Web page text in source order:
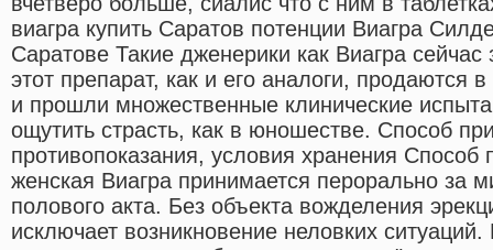
виагра купить Саратов потенции Виагра
Саратове Такие дженерики как Виагра
этот препарат, как и его аналоги, продаются
и прошли множественные клинические
ощутить страсть, как в юношестве. Способ
противопоказания, условия хранения
женская Виагра принимается перорально за
полового акта. Без объекта вожделения
исключает возникновение неловких